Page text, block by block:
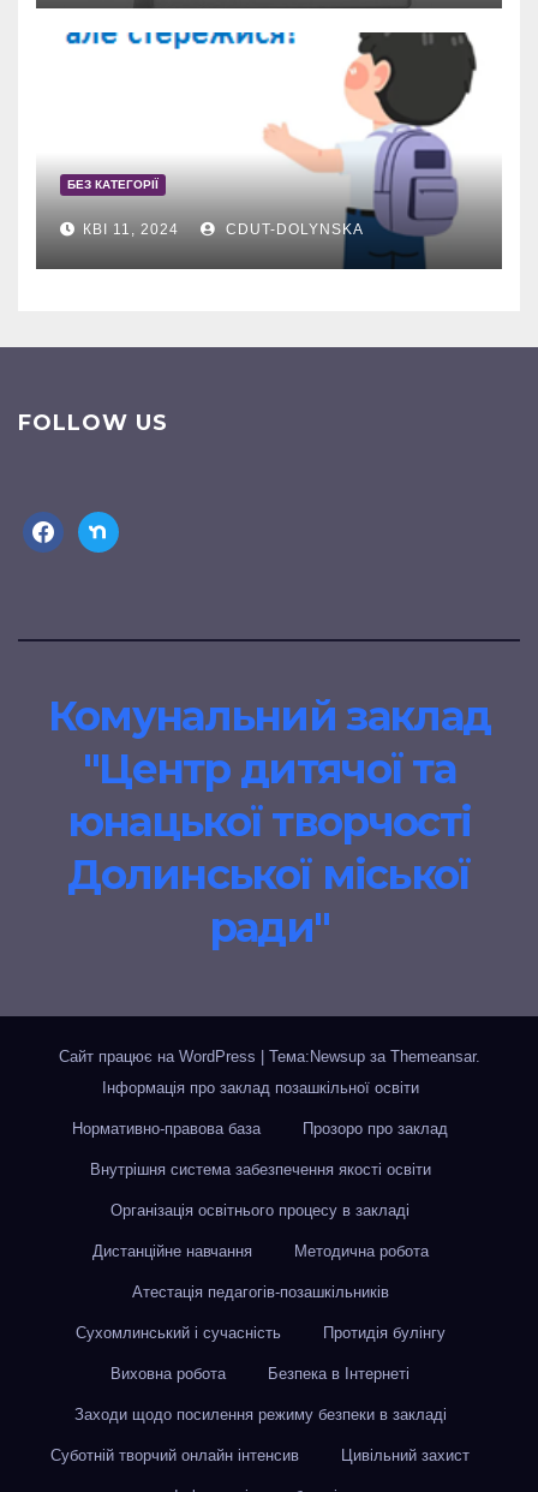
БЕЗ КАТЕГОРІЇ
КВІ 11, 2024 CDUT-DOLYNSKA
FOLLOW US
facebooknextdoor
Комунальний заклад
"Центр дитячої та
юнацької творчості
Долинської міської
ради"
Сайт працює на WordPress Тема:Newsup за Themeansar.
Інформація про заклад позашкільної освіти
Нормативно-правова база Прозоро про заклад
Внутрішня система забезпечення якості освіти
Організація освітнього процесу в закладі
Дистанційне навчання Методична робота
Атестація педагогів-позашкільників
Сухомлинський і сучасність Протидія булінгу
Виховна робота Безпека в Інтернеті
Заходи щодо посилення режиму безпеки в закладі
Суботній творчий онлайн інтенсив Цивільний захист